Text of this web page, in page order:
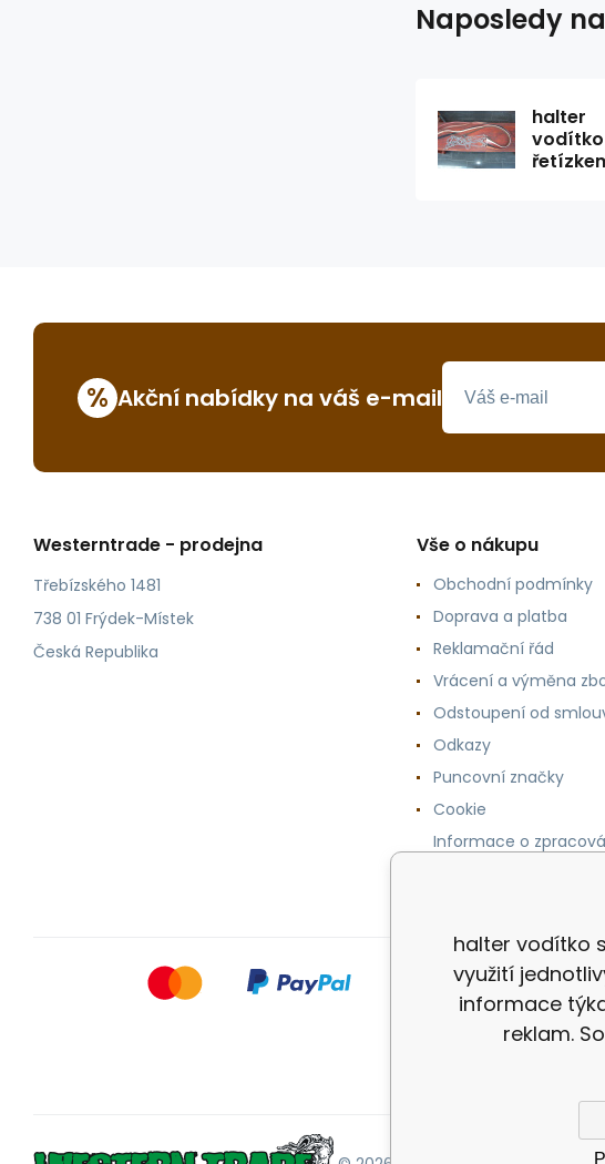
Naposledy
halter
% Akční nabídky na váš e-mail
Westerntrade - prodejna
Třebízského 1481
738 01 Frýdek-Místek
Česká Republika
Vše o nákupu
Obchodní podmínky
Doprava a platba
Reklamační řád
Vrácení a výměna
Odstoupení od
Odkazy
Puncovní značky
Cookie
Informace o
halter vodítko
využití
informace
reklam.